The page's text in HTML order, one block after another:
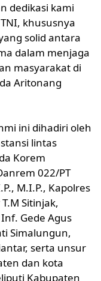
dedikasi kami
khususnya
solid antara
dalam menjaga
masyarakat di
Aritonang
ini dihadiri oleh
lintas
Korem
022/PT
M.I.P., Kapolres
Sitinjak,
Gede Agus
Simalungun,
serta unsur
dan kota
Kabupaten